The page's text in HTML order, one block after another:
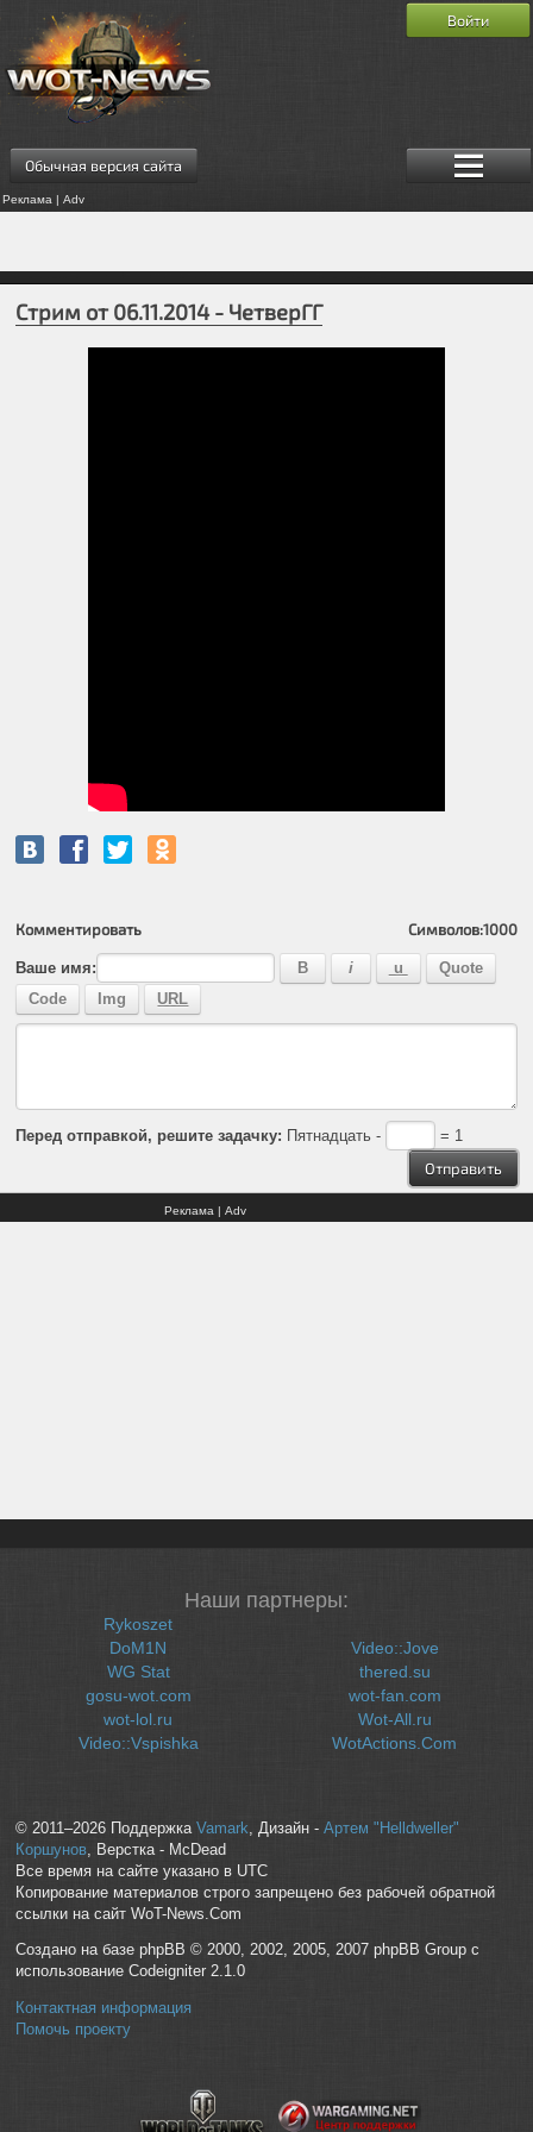
Обычная версия сайта
Реклама | Adv
Войти
Стрим от 06.11.2014 - ЧетверГГ
Комментировать Символов:1000
Ваше имя:
Перед отправкой, решите задачку: Пятнадцать - = 1
Реклама | Adv
Наши партнеры:
Rykoszet
DoM1N
WG Stat
gosu-wot.com
wot-lol.ru
Video::Vspishka
Video::Jove
thered.su
wot-fan.com
Wot-All.ru
WotActions.Com
© 2011–2026 Поддержка Vamark, Дизайн - Артем "Helldweller"
Коршунов, Верстка - McDead
Все время на сайте указано в UTC
Копирование материалов строго запрещено без рабочей обратной
ссылки на сайт WoT-News.Com
Создано на базе phpBB © 2000, 2002, 2005, 2007 phpBB Group с
использование Codeigniter 2.1.0
Контактная информация
Помочь проекту